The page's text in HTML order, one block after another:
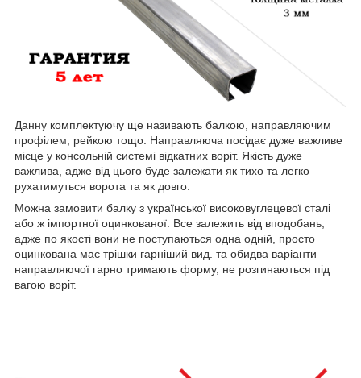
Данну комплектуючу ще називають балкою, направляючим
профілем, рейкою тощо. Направляюча посідає дуже важливе
місце у консольній системі відкатних воріт. Якість дуже
важлива, адже від цього буде залежати як тихо та легко
рухатимуться ворота та як довго.
Можна замовити балку з української високовуглецевої сталі
або ж імпортної оцинкованої. Все залежить від вподобань,
адже по якості вони не поступаються одна одній, просто
оцинкована має трішки гарніший вид. та обидва варіанти
направляючої гарно тримають форму, не розгинаються під
вагою воріт.